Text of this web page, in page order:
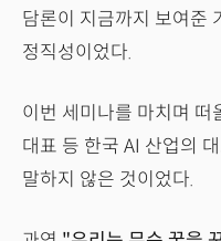
담론이 지금까지 보여준
정직성이었다.
이번 세미나를 마치며 떠
대표 등 한국 AI 산업의
말하지 않은 것이었다.